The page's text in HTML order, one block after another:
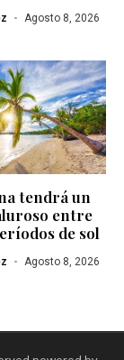
Agosto 8, 2026
tendrá un
entre
de sol
Agosto 8, 2026